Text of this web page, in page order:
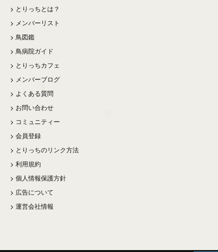
とりっちとは？
メンバーリスト
鳥図鑑
鳥病院ガイド
とりっちカフェ
メンバーブログ
よくある質問
お問い合わせ
コミュニティー
会員登録
とりっちのリンク方法
利用規約
個人情報保護方針
広告について
運営会社情報